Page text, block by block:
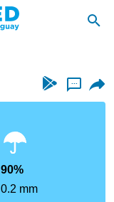
...
90%
0.2 mm